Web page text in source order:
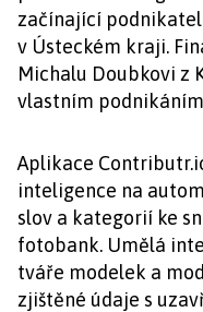
začínající
v Ústeckém kraji.
Michalu Doubkovi z
vlastním
Aplikace
inteligence na
slov a kategorií ke
fotobank. Umělá
tváře modelek a
zjištěné údaje s